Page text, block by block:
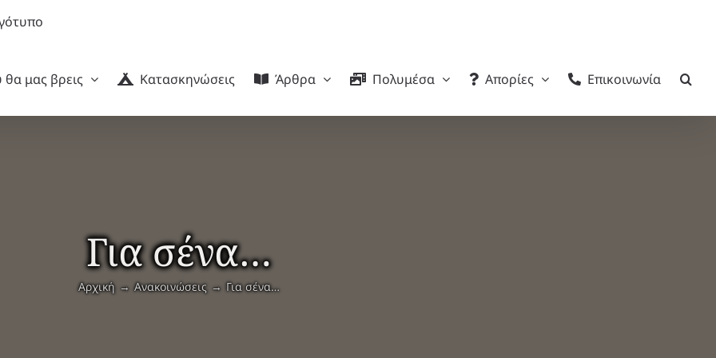
μας βρεις
Κατασκηνώσεις Άρθρα Πολυμέσα Απορίες Επικοινωνία
Για σένα…
Αρχική Ανακοινώσεις Για σένα…